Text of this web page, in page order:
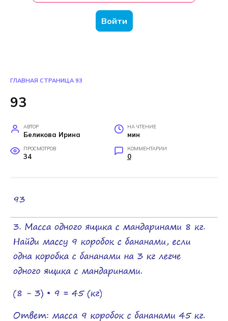
Войти
ГЛАВНАЯ СТРАНИЦА 93
93
АВТОР
Беликова Ирина
НА ЧТЕНИЕ
мин
ПРОСМОТРОВ
34
КОММЕНТАРИИ
0